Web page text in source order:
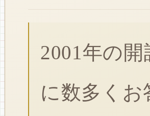
2001年の
に数多く